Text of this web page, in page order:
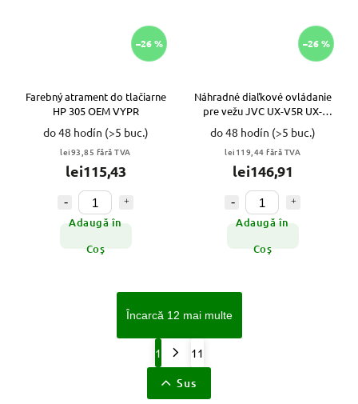
–26 %
Farebný atrament do tlačiarne
HP 305 OEM VYPR
do 48 hodín (>5 buc.)
lei93,85 fără TVA
lei115,43
Adaugă în
Coş
–26 %
Náhradné diaľkové ovládanie
pre vežu JVC UX-V5R UX-
V30R VYPR
do 48 hodín (>5 buc.)
lei119,44 fără TVA
lei146,91
Adaugă în
Coş
Încarcă 12 mai multe
1 11
Sus